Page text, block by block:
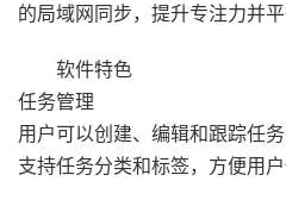
的局域网同步，提升专注力并平
软件特色
任务管理
用户可以创建、编辑和跟踪任
支持任务分类和标签，方便用户